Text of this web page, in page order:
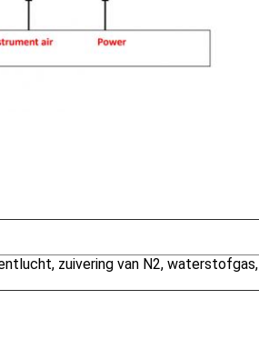
zuivering van N2, waterstofgas,